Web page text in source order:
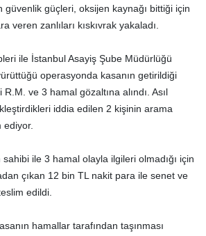
güçleri, oksijen kaynağı bittiği için
veren zanlıları kıskıvrak yakaladı.
ile İstanbul Asayiş Şube Müdürlüğü
operasyonda kasanın getirildiği
R.M. ve 3 hamal gözaltına alındı. Asıl
iddia edilen 2 kişinin arama
ediyor.
ile 3 hamal olayla ilgileri olmadığı için
çıkan 12 bin TL nakit para ile senet ve
edildi.
hamallar tarafından taşınması